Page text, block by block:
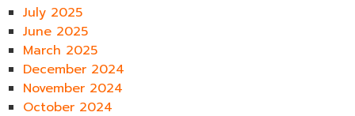
July 2025
June 2025
March 2025
December 2024
November 2024
October 2024